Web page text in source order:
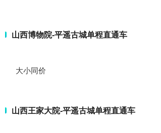
山西博物院-平遥古城单程直通车
大小同价
山西王家大院-平遥古城单程直通车